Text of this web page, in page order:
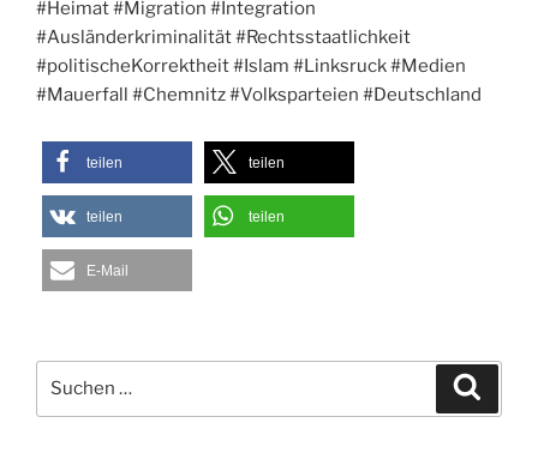
#Heimat #Migration #Integration
#Ausländerkriminalität #Rechtsstaatlichkeit
#politischeKorrektheit #Islam #Linksruck #Medien
#Mauerfall #Chemnitz #Volksparteien #Deutschland
teilen teilen
teilen teilen
E-Mail
Suche
nach: